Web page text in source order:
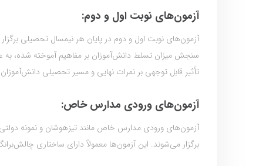
آزمون‌های نوبت اول و دوم:
آزمون‌های نوبت اول و دوم در پایان هر نیمسال تحصیلی
سنجش میزان تسلط دانش‌آموزان بر مفاهیم آموخته شده، به
تأثیر قابل توجهی بر نمرات نهایی و مسیر تحصیلی دانش‌آموزان
آزمون‌های ورودی مدارس خاص:
آزمون‌های ورودی مدارس خاص مانند تیزهوشان و نمونه
برگزار می‌شوند. این آزمون‌ها معمولاً دارای ساختاری